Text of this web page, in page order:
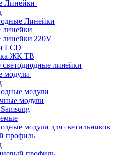
Линейки
Линейки
линейки
линейки 220V
LCD
ЖК ТВ
светодиодные линейки
модули
модули
модули
модули для светильников
профиль
профиль